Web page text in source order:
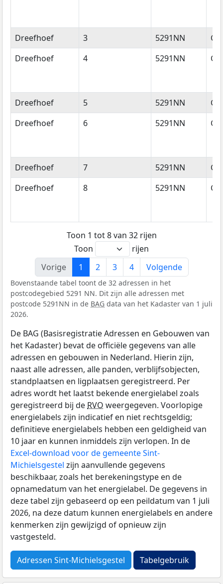
Dreefhoef 3 5291NN
Dreefhoef
4 5291NN
Dreefhoef 5 5291NN
Dreefhoef
6 5291NN
Dreefhoef 7 5291NN
Dreefhoef
8 5291NN
Toon 1 tot 8 van 32 rijen
Toon
rijen
Vorige
1 2 3 4 Volgende
Bovenstaande tabel toont de 32 adressen in het
postcodegebied 5291 NN. Dit zijn alle adressen met
postcode 5291NN in de BAG data van het Kadaster van 1 juli
2026.
De BAG (Basisregistratie Adressen en Gebouwen van
het Kadaster) bevat de officiële gegevens van alle
adressen en gebouwen in Nederland. Hierin zijn,
naast alle adressen, alle panden, verblijfsobjecten,
standplaatsen en ligplaatsen geregistreerd. Per
adres wordt het laatst bekende energielabel zoals
geregistreerd bij de RVO weergegeven. Voorlopige
energielabels zijn indicatief en niet rechtsgeldig;
definitieve energielabels hebben een geldigheid van
10 jaar en kunnen inmiddels zijn verlopen. In de
Excel-download voor de gemeente Sint-
Michielsgestel zijn aanvullende gegevens
beschikbaar, zoals het berekeningstype en de
opnamedatum van het energielabel. De gegevens in
deze tabel zijn gebaseerd op een peildatum van 1 juli
2026, na deze datum kunnen energielabels en andere
kenmerken zijn gewijzigd of opnieuw zijn
vastgesteld.
Adressen Sint-Michielsgestel Tabelgebruik